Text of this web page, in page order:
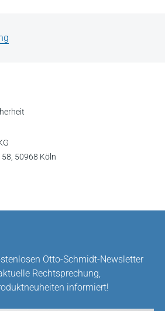
50968 Köln
Otto-Schmidt-Newsletter
Rechtsprechung,
informiert!